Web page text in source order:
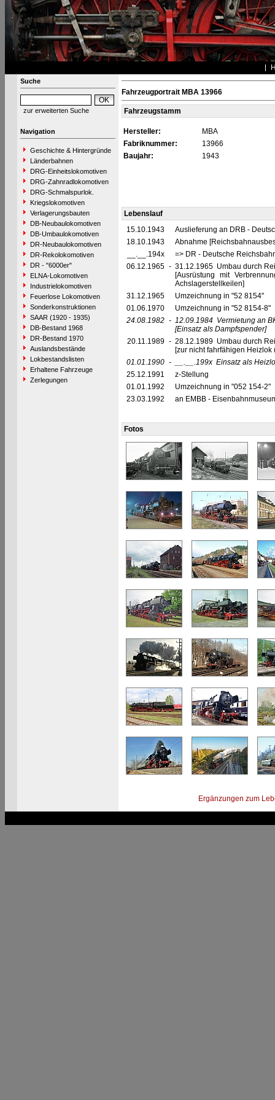
Suche
zur erweiterten Suche
Navigation
Geschichte & Hintergründe
Länderbahnen
DRG-Einheitslokomotiven
DRG-Zahnradlokomotiven
DRG-Schmalspurlok.
Kriegslokomotiven
Verlagerungsbauten
DB-Neubaulokomotiven
DB-Umbaulokomotiven
DR-Neubaulokomotiven
DR-Rekolokomotiven
DR - "6000er"
ELNA-Lokomotiven
Industrielokomotiven
Feuerlose Lokomotiven
Sonderkonstruktionen
SAAR (1920 - 1935)
DB-Bestand 1968
DR-Bestand 1970
Auslandsbestände
Lokbestandslisten
Erhaltene Fahrzeuge
Zerlegungen
Fahrzeugportrait MBA 13966
Fahrzeugstamm
Hersteller:
MBA
Fabriknummer:
13966
Baujahr:
1943
Lebenslauf
15.10.1943
Auslieferung an DRB -
18.10.1943
Abnahme
__.__.194x
=> DR - Deutsche
06.12.1965 - 31.12.1965 Umbau durch
[Ausrüstung mit
Achslagerstellkeilen]
31.12.1965
Umzeichnung in "52 8154"
01.06.1970
Umzeichnung in "52 8154-8"
24.08.1982 - 12.09.1984 Vermietung an
[Einsatz als Dampfspender]
20.11.1989 - 28.12.1989 Umbau durch
[zur nicht fahrfähigen
01.01.1990 - __.__.199x Einsatz als
25.12.1991
z-Stellung
01.01.1992
Umzeichnung in "052 154-2"
23.03.1992
an EMBB -
Fotos
Ergänzungen zum